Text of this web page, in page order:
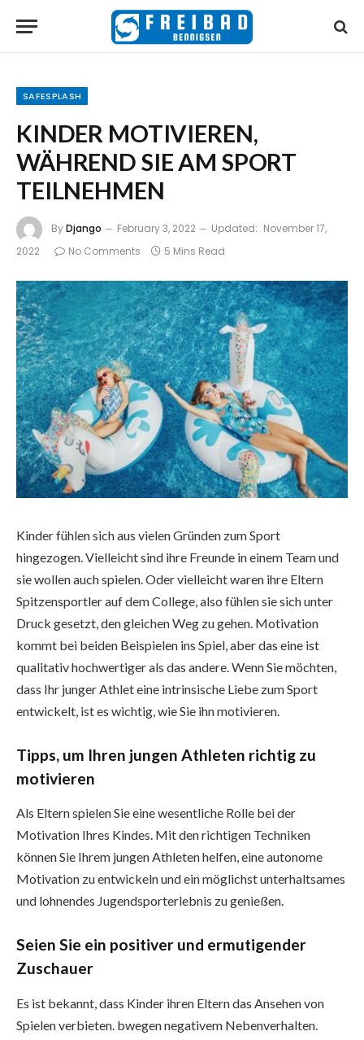
SAFESPLASH
KINDER MOTIVIEREN,
WÄHREND SIE AM SPORT
TEILNEHMEN
ByDjango February 3, 2022 Updated: November 17,
2022
No Comments 5 Mins Read
Kinder fühlen sich aus vielen Gründen zum Sport
hingezogen. Vielleicht sind ihre Freunde in einem Team und
sie wollen auch spielen. Oder vielleicht waren ihre Eltern
Spitzensportler auf dem College, also fühlen sie sich unter
Druck gesetzt, den gleichen Weg zu gehen. Motivation
kommt bei beiden Beispielen ins Spiel, aber das eine ist
qualitativ hochwertiger als das andere. Wenn Sie möchten,
dass Ihr junger Athlet eine intrinsische Liebe zum Sport
entwickelt, ist es wichtig, wie Sie ihn motivieren.
Tipps, um Ihren jungen Athleten richtig zu
motivieren
Als Eltern spielen Sie eine wesentliche Rolle bei der
Motivation Ihres Kindes. Mit den richtigen Techniken
können Sie Ihrem jungen Athleten helfen, eine autonome
Motivation zu entwickeln und ein möglichst unterhaltsames
und lohnendes Jugendsporterlebnis zu genießen.
Seien Sie ein positiver und ermutigender
Zuschauer
Es ist bekannt, dass Kinder ihren Eltern das Ansehen von
Spielen verbieten. bwegen negativem Nebenverhalten.